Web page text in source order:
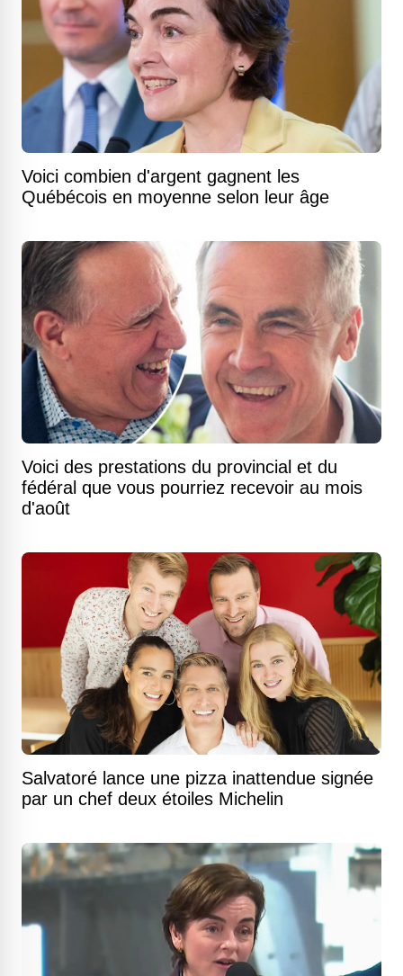
Voici combien d'argent gagnent les
Québécois en moyenne selon leur âge
Voici des prestations du provincial et du
fédéral que vous pourriez recevoir au mois
d'août
Salvatoré lance une pizza inattendue signée
par un chef deux étoiles Michelin